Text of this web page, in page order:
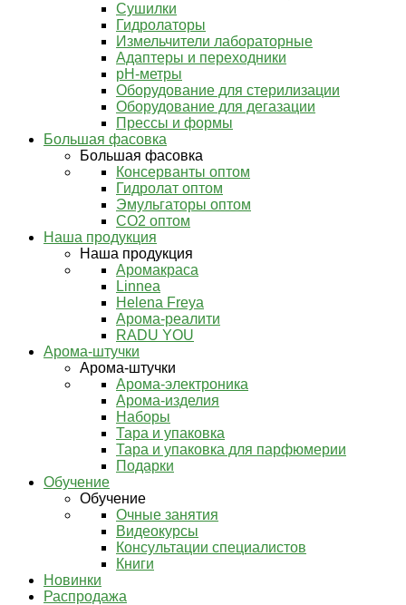
Сушилки
Гидролаторы
Измельчители лабораторные
Адаптеры и переходники
pH-метры
Оборудование для стерилизации
Оборудование для дегазации
Прессы и формы
Большая фасовка
Большая фасовка
Консерванты оптом
Гидролат оптом
Эмульгаторы оптом
СО2 оптом
Наша продукция
Наша продукция
Аромакраса
Linnea
Helena Freya
Арома-реалити
RADU YOU
Арома-штучки
Арома-штучки
Арома-электроника
Арома-изделия
Наборы
Тара и упаковка
Тара и упаковка для парфюмерии
Подарки
Обучение
Обучение
Очные занятия
Видеокурсы
Консультации специалистов
Книги
Новинки
Распродажа